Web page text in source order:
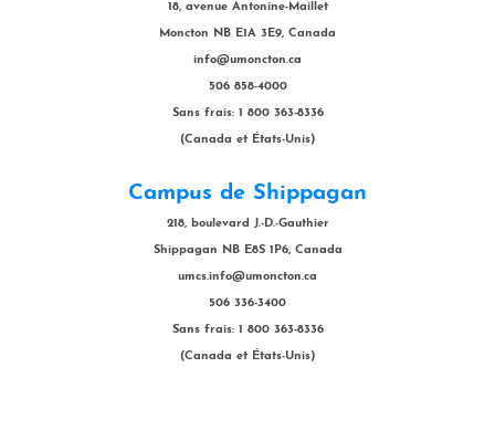
18, avenue Antonine-Maillet
Moncton NB E1A 3E9, Canada
info@umoncton.ca
506 858-4000
Sans frais: 1 800 363-8336
(Canada et États-Unis)
Campus de Shippagan
218, boulevard J.-D.-Gauthier
Shippagan NB E8S 1P6, Canada
umcs.info@umoncton.ca
506 336-3400
Sans frais: 1 800 363-8336
(Canada et États-Unis)